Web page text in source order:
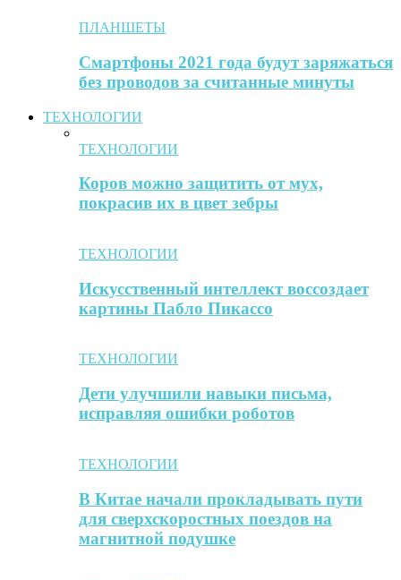
ПЛАНШЕТЫ
Смартфоны 2021 года будут заряжаться
без проводов за считанные минуты
ТЕХНОЛОГИИ
ТЕХНОЛОГИИ
Коров можно защитить от мух,
покрасив их в цвет зебры
ТЕХНОЛОГИИ
Искусственный интеллект воссоздает
картины Пабло Пикассо
ТЕХНОЛОГИИ
Дети улучшили навыки письма,
исправляя ошибки роботов
ТЕХНОЛОГИИ
В Китае начали прокладывать пути
для сверхскоростных поездов на
магнитной подушке